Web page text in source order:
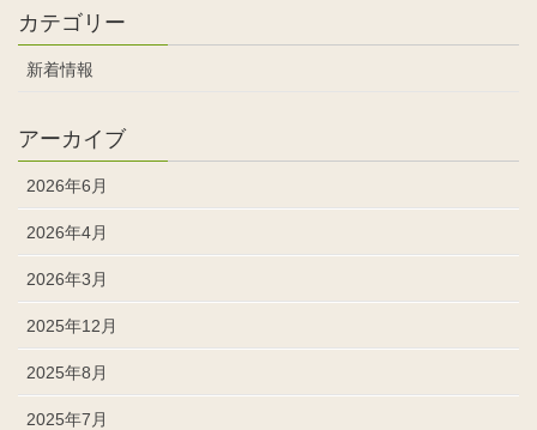
カテゴリー
新着情報
アーカイブ
2026年6月
2026年4月
2026年3月
2025年12月
2025年8月
2025年7月